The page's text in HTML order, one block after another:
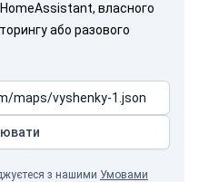
власного
або разового
з нашими Умовами